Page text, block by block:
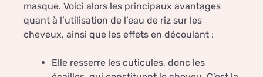
masque. Voici alors les principaux avantages
quant à l’utilisation de l’eau de riz sur les
cheveux, ainsi que les effets en découlant :
Elle resserre les cuticules, donc les